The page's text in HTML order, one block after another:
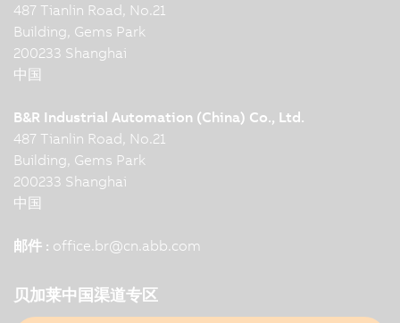
487 Tianlin Road, No.21
Building, Gems Park
200233 Shanghai
中国
B&R Industrial Automation (China) Co., Ltd.
487 Tianlin Road, No.21
Building, Gems Park
200233 Shanghai
中国
邮件 : office.br@cn.abb.com
贝加莱中国渠道专区